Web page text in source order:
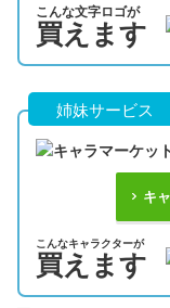
こんな文字ロゴが
買えます
姉妹サービス
キ
こんなキャラクターが
買えます